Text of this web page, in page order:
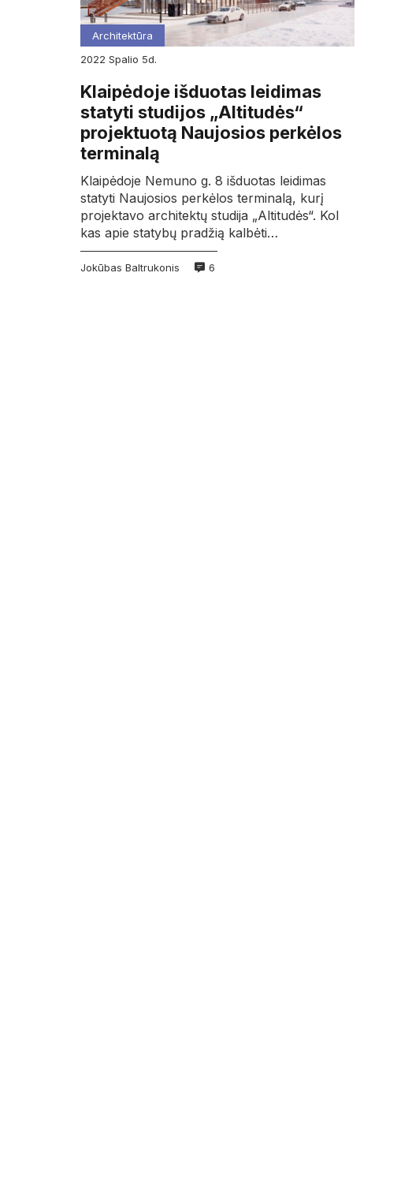
Architektūra
2022
spalio 5d.
Klaipėdoje išduotas leidimas
statyti studijos „Altitudės“
projektuotą Naujosios perkėlos
terminalą
Klaipėdoje Nemuno g. 8 išduotas leidimas
statyti Naujosios perkėlos terminalą, kurį
projektavo architektų studija „Altitudės“. Kol
kas apie statybų pradžią kalbėti…
Jokūbas Baltrukonis 6